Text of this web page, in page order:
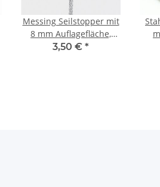
Messing Seilstopper mit
8 mm Auflagefläche,
Kugel Ø 14 mm,
3,50 € *